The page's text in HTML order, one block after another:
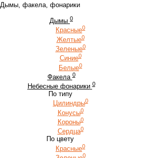
Дымы, факела, фонарики
Дымы 0
Красные0
Желтые0
Зеленые0
Синие0
Белые0
Факела 0
Небесные фонарики 0
По типу
Цилиндры0
Конусы0
Короны0
Сердца0
По цвету
Красные0
0